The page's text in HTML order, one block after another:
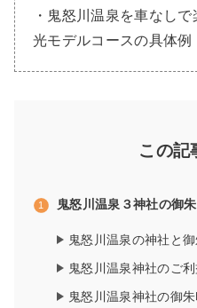
・鬼怒川温泉を車なし
光モデルコースの具体例
この記
鬼怒川温泉３神社の御
鬼怒川温泉の神社と
鬼怒川温泉神社のご
鬼怒川温泉神社の御